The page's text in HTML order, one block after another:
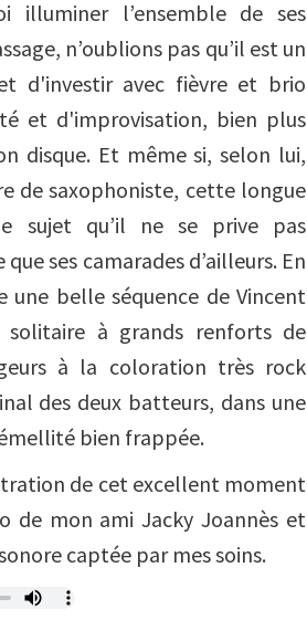
illuminer l’ensemble de ses
n’oublions pas qu’il est un
d'investir avec fièvre et brio
et d'improvisation, bien plus
disque. Et même si, selon lui,
de saxophoniste, cette longue
sujet qu’il ne se prive pas
ses camarades d’ailleurs. En
belle séquence de Vincent
solitaire à grands renforts de
à la coloration très rock
des deux batteurs, dans une
bien frappée.
de cet excellent moment
de mon ami Jacky Joannès et
captée par mes soins.